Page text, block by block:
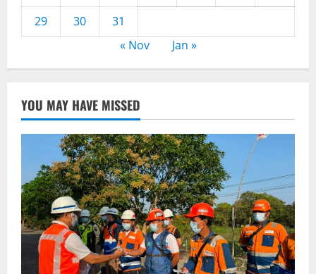
29
30
31
« Nov
Jan »
YOU MAY HAVE MISSED